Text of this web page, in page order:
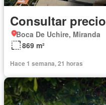
Consultar precio
Boca De Uchire, Miranda
869 m²
Hace 1 semana, 21 horas